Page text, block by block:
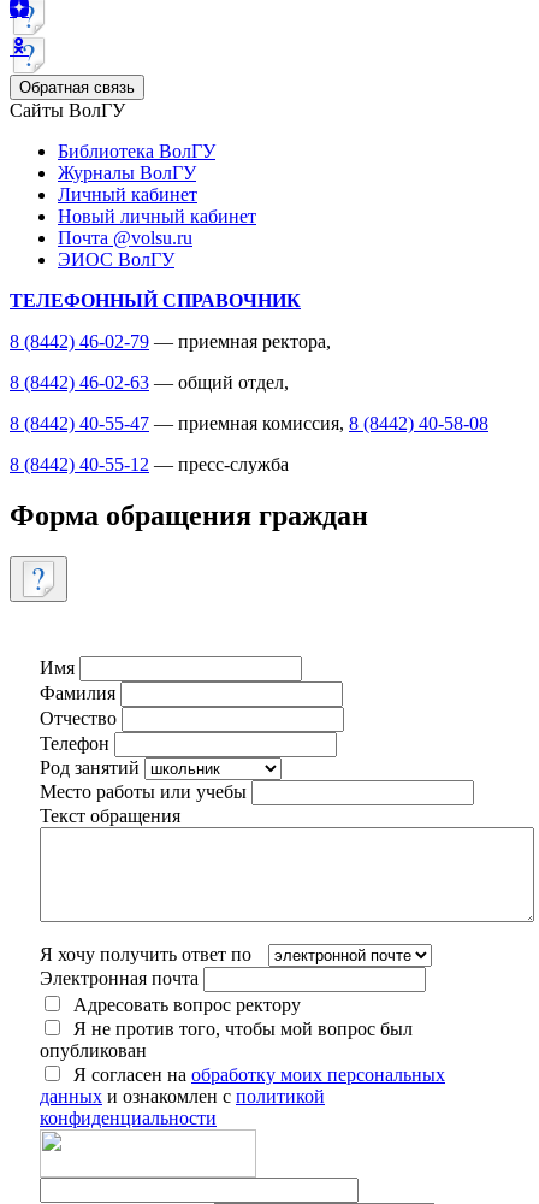
Обратная связь
Сайты ВолГУ
Библиотека ВолГУ
Журналы ВолГУ
Личный кабинет
Новый личный кабинет
Почта @volsu.ru
ЭИОС ВолГУ
ТЕЛЕФОННЫЙ СПРАВОЧНИК
8 (8442) 46-02-79 — приемная ректора,
8 (8442) 46-02-63 — общий отдел,
8 (8442) 40-55-47 — приемная комиссия, 8 (8442) 40-58-08
8 (8442) 40-55-12 — пресс-служба
Форма обращения граждан
Имя
Фамилия
Отчество
Телефон
Род занятий
Место работы или учебы
Текст обращения
Я хочу получить ответ по
Электронная почта
Адресовать вопрос ректору
Я не против того, чтобы мой вопрос был
опубликован
Я согласен на обработку моих персональных
данных и ознакомлен с политикой
конфиденциальности